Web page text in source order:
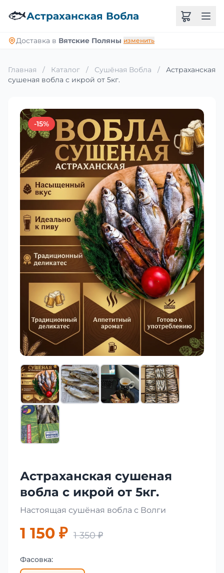
🐟Астраханская Вобла
Доставка в Вятские Поляны изменить
Главная / Каталог / Сушёная Вобла /
Астраханская
сушеная вобла с икрой от 5кг.
-15%
Астраханская сушеная
вобла с икрой от 5кг.
Настоящая сушёная вобла с Волги
1 150 ₽ 1 350 ₽
Фасовка: